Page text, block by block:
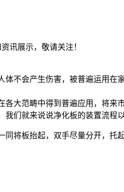
讯展示，敬请关注！
不会产生伤害，被普遍运用在
大范畴中得到普遍应用，将来
们就来说说净化板的装置流程
将板抬起，双手尽量分开，托